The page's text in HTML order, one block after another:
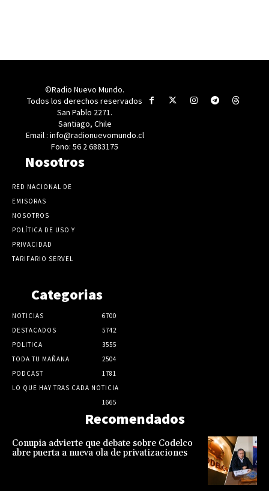
©Radio Nuevo Mundo.
Todos los derechos reservados
San Pablo 2271.
Santiago, Chile
Email : info@radionuevomundo.cl
Fono: 56 2 6883175
Nosotros
RED NACIONAL DE
EMISORAS
NOSOTROS
POLÍTICA DE USO Y
PRIVACIDAD
TARIFARIO SERVEL
Categorias
NOTICIAS
6700
DESTACADOS
5742
POLITICA
3555
TODA TU MAÑANA
2504
PODCAST
1781
LO QUE HAY TRAS CADA NOTICIA
1665
Recomendados
Conupia advierte que debate sobre Codelco
abre puerta a nueva ola de privatizaciones